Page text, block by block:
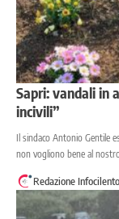
Sapri: vandali in
incivili”
Il sindaco Antonio Gentile
non vogliono bene al
Redazione Infocilento